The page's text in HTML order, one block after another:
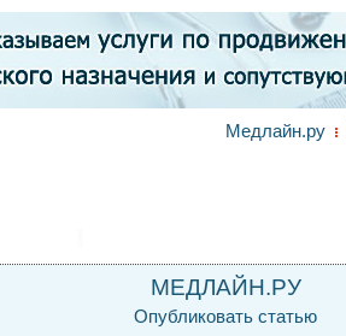
Медлайн.ру
МЕДЛАЙН.РУ
Опубликовать статью